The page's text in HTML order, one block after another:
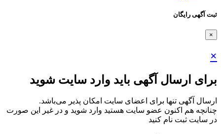
ثبت آگهی رایگان
×
×
برای ارسال آگهی باید وارد سایت شوید
ارسال آگهی تنها برای اعضای سایت امکان پذیر می‌باشد.
چنانچه هم‌ اکنون عضو سایت هستید وارد شوید و در غیر این صورت
در سایت ثبت نام کنید